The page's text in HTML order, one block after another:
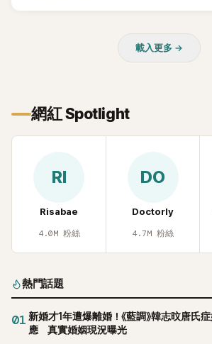
開過記者會？」直接點名她當年的風波。李
術。她回憶：「拍了比基尼照片之後，就開
本沒動過。」一句話說完，全場瞬間炸鍋，
召開了一場泳裝記者招待會。當時她穿著比
這段為平息爭議、直接公開腋下畫面自證清
《脫掉鞋子恢單4Men》 中，親自公開那張
件。 回顧李智惠的演藝路，她於 1998 年以
員身分出道，該團在 2000 年代初期紅極
載入更多 →
網紅 Spotlight
RI
Risabae
4.0M 粉絲
DO
Doctorly
4.7M 粉絲
熱門話題
01 新婚才1年遭爆離婚！《藍調》韓志旼唐氏
應 真實婚姻現況曝光